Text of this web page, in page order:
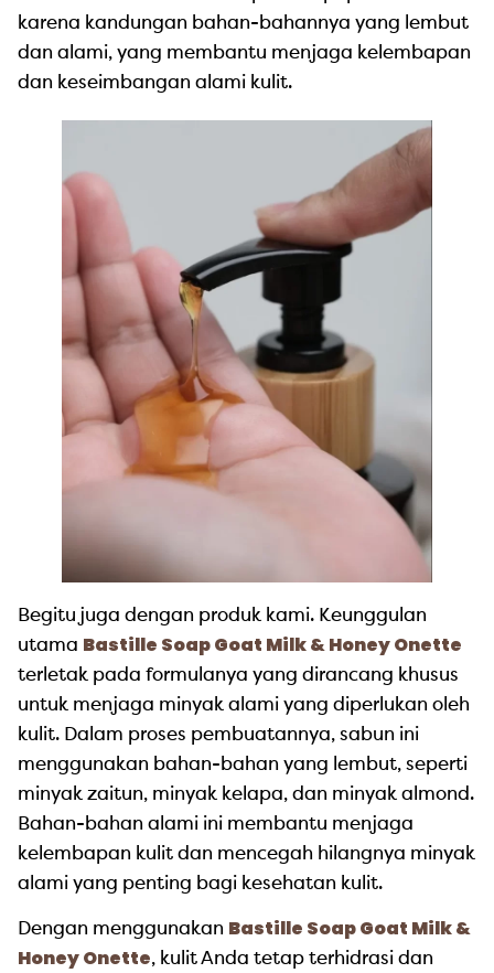
karena kandungan bahan-bahannya yang lembut
dan alami, yang membantu menjaga kelembapan
dan keseimbangan alami kulit.
Begitu juga dengan produk kami. Keunggulan
utama Bastille Soap Goat Milk & Honey Onette
terletak pada formulanya yang dirancang khusus
untuk menjaga minyak alami yang diperlukan oleh
kulit. Dalam proses pembuatannya, sabun ini
menggunakan bahan-bahan yang lembut, seperti
minyak zaitun, minyak kelapa, dan minyak almond.
Bahan-bahan alami ini membantu menjaga
kelembapan kulit dan mencegah hilangnya minyak
alami yang penting bagi kesehatan kulit.
Dengan menggunakan Bastille Soap Goat Milk &
Honey Onette, kulit Anda tetap terhidrasi dan